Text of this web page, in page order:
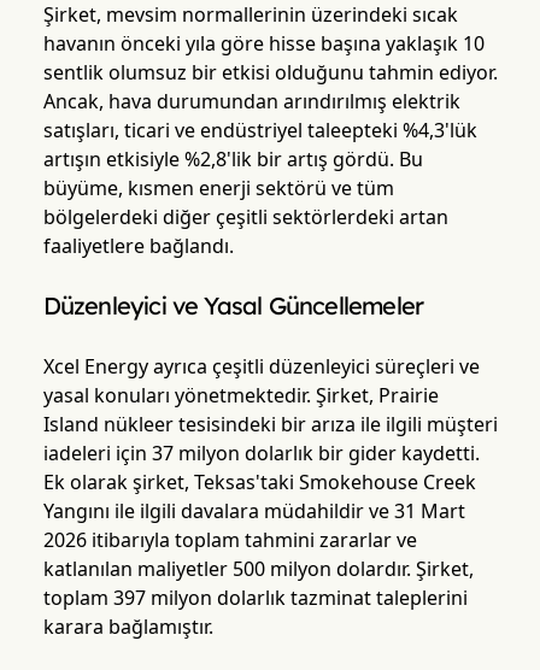
Şirket, mevsim normallerinin üzerindeki sıcak
havanın önceki yıla göre hisse başına yaklaşık 10
sentlik olumsuz bir etkisi olduğunu tahmin ediyor.
Ancak, hava durumundan arındırılmış elektrik
satışları, ticari ve endüstriyel taleepteki %4,3'lük
artışın etkisiyle %2,8'lik bir artış gördü. Bu
büyüme, kısmen enerji sektörü ve tüm
bölgelerdeki diğer çeşitli sektörlerdeki artan
faaliyetlere bağlandı.
Düzenleyici ve Yasal Güncellemeler
Xcel Energy ayrıca çeşitli düzenleyici süreçleri ve
yasal konuları yönetmektedir. Şirket, Prairie
Island nükleer tesisindeki bir arıza ile ilgili müşteri
iadeleri için 37 milyon dolarlık bir gider kaydetti.
Ek olarak şirket, Teksas'taki Smokehouse Creek
Yangını ile ilgili davalara müdahildir ve 31 Mart
2026 itibarıyla toplam tahmini zararlar ve
katlanılan maliyetler 500 milyon dolardır. Şirket,
toplam 397 milyon dolarlık tazminat taleplerini
karara bağlamıştır.